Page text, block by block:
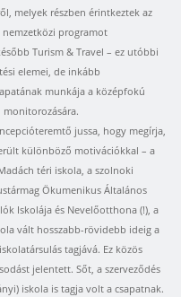
melyek részben érintkeztek az
programot
Turism & Travel – ez utóbbi
elemei, de inkább
munkája a középfokú
monitorozására.
jussa, hogy megírja,
különböző motivációkkal – a
téri iskola, a szolnoki
Ökumenikus Általános
Iskolája és Nevelőotthona (!), a
vált hosszabb-rövidebb ideig a
tagjává. Ez közös
jelentett. Sőt, a szerveződés
iskola is tagja volt a csapatnak.